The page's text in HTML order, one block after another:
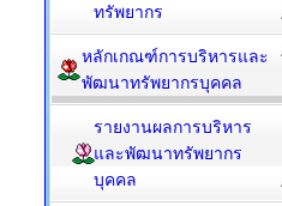
ทรัพยากร
หลักเกณฑ์การบริหารและ
พัฒนาทรัพยากรบุคคล
รายงานผลการบริหาร
และพัฒนาทรัพยากร
บุคคล